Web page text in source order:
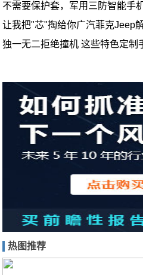
不需要保护套，军用三防智能手
让我把"芯"掏给你广汽菲克Jeep
独一无二拒绝撞机 这些特色定制
热图推荐